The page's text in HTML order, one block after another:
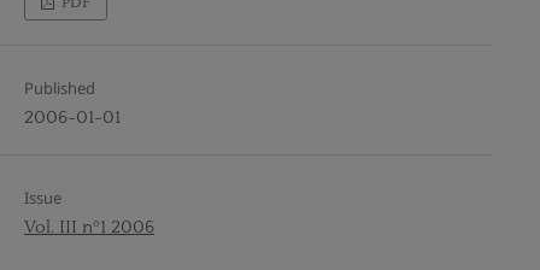
Published
2006-01-01
Issue
Vol. III nº1 2006